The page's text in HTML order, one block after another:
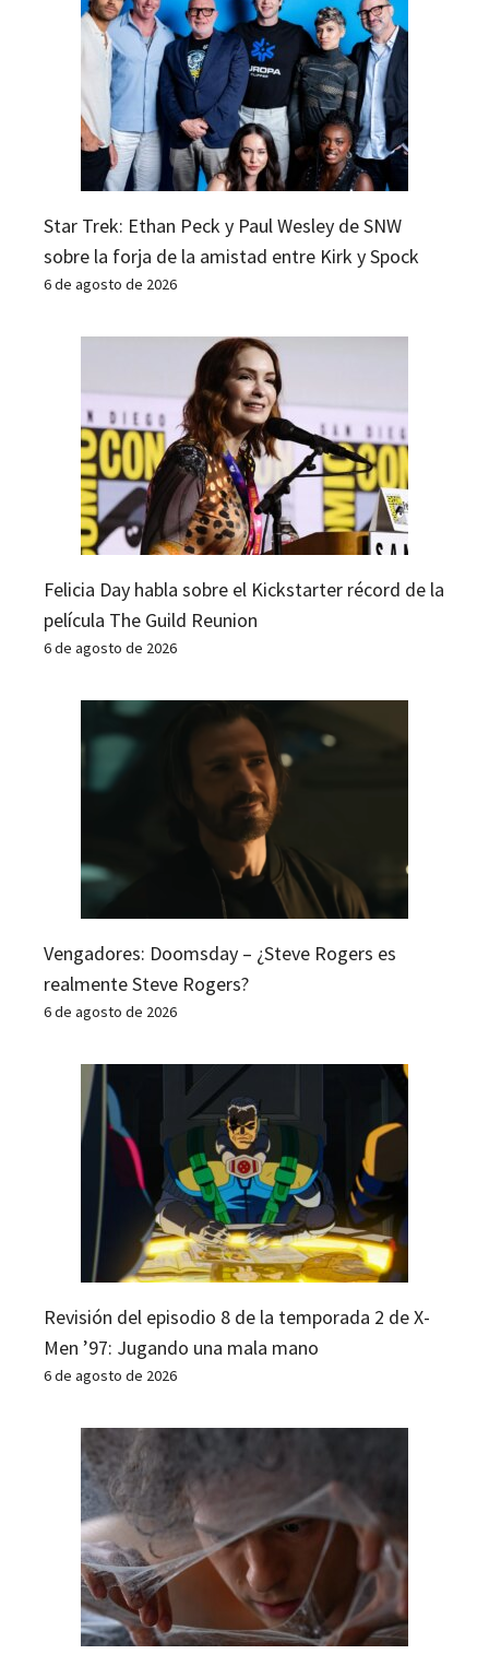
Star Trek: Ethan Peck y Paul Wesley de SNW
sobre la forja de la amistad entre Kirk y Spock
6 de agosto de 2026
Felicia Day habla sobre el Kickstarter récord de la
película The Guild Reunion
6 de agosto de 2026
Vengadores: Doomsday – ¿Steve Rogers es
realmente Steve Rogers?
6 de agosto de 2026
Revisión del episodio 8 de la temporada 2 de X-
Men ’97: Jugando una mala mano
6 de agosto de 2026